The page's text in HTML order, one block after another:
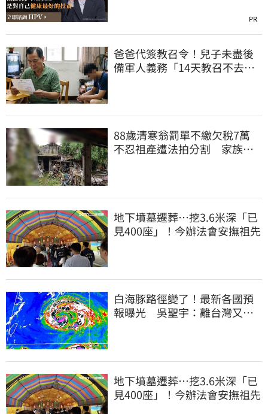
PR
爸爸代簽教召令！兒子未盡後
備軍人義務「14天教召不去」
88歲清寒翁罰單不繳欠稅7萬
不忍祖產遭法拍分割 家族按
地下墳墓遷葬…挖3.6米深「已
見400座」！今辦法會安撫祖先
白海豚路徑變了！最新各國預
報曝光 吳聖宇：離台灣又更
地下墳墓遷葬…挖3.6米深「已
見400座」！今辦法會安撫祖先